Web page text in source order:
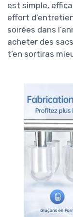
est simple,
effort
soirées dans
acheter des
t’en sortiras